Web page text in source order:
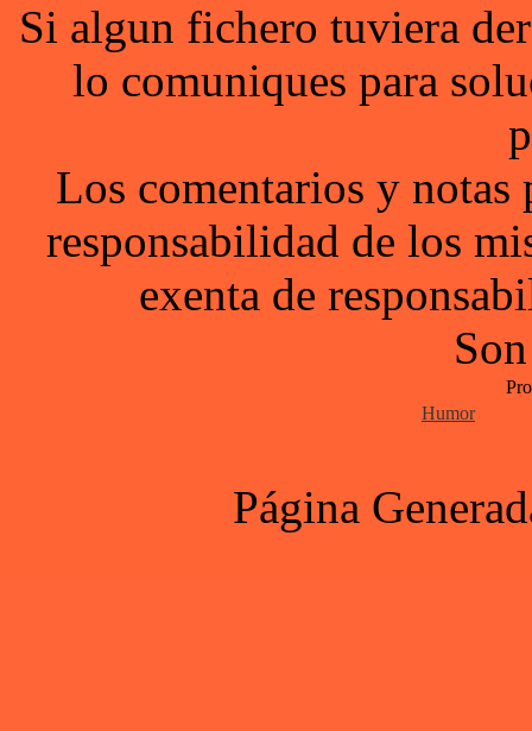
Si algun fichero tuviera
lo comuniques para
Los comentarios y notas
responsabilidad de los
exenta de
Humor
Página